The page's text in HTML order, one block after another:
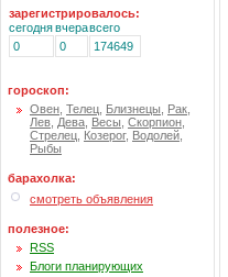
зарегистрировалось:
сегоднявчеравсего
0
0 174649
гороскоп:
Овен Телец Близнецы Рак
Лев Дева Весы Скорпион
Стрелец Козерог, Водолей
Рыбы
барахолка:
смотреть объявления
полезное:
RSS
Блоги планирующих